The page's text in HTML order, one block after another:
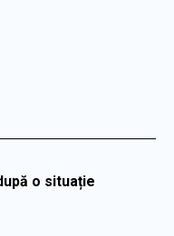
o situație